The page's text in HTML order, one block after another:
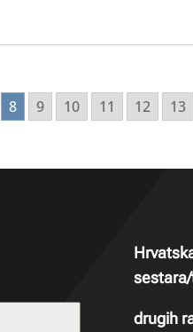
8 9 10 11 12 13
drugih